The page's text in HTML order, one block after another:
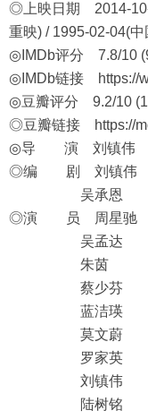
◎上映日期 2014-10-
重映) / 1995-02-04(中
◎IMDb评分 7.8/10
◎IMDb链接
https://
◎豆瓣评分 9.2/10
◎豆瓣链接
https://
◎导 演 刘镇伟
◎编 剧 刘镇伟
吴承恩
◎演 员 周星驰
吴孟达
朱茵
蔡少芬
蓝洁瑛
莫文蔚
罗家英
刘镇伟
陆树铭